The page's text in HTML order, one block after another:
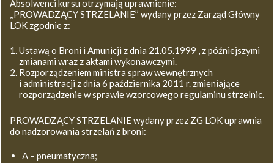
Absolwenci kursu otrzymają uprawnienie:
,,PROWADZĄCY STRZELANIE’’ wydany przez Zarząd Główny
LOK zgodnie z:
Ustawą o Broni i Amunicji z dnia 21.05.1999 , z późniejszymi
zmianami wraz z aktami wykonawczymi.
Rozporządzeniem ministra spraw wewnętrznych
i administracji z dnia 6 października 2011 r. zmieniające
rozporządzenie w sprawie wzorcowego regulaminu strzelnic.
PROWADZĄCY STRZELANIE wydany przez ZG LOK uprawnia
do nadzorowania strzelań z broni:
A – pneumatyczna;